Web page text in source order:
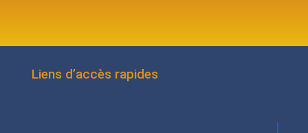
Liens d’accès rapides